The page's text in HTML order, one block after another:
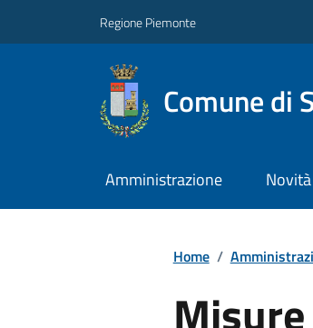
Regione Piemonte
Comune di
Amministrazione Novità
Home /